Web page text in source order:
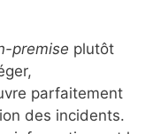
premise plutôt
parfaitement
des incidents.